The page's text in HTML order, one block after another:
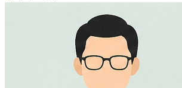
조직 → 팀 → 멤버 구조 + 다양한 근무지
터 멀티사이트 운영까지 한 시스템에서